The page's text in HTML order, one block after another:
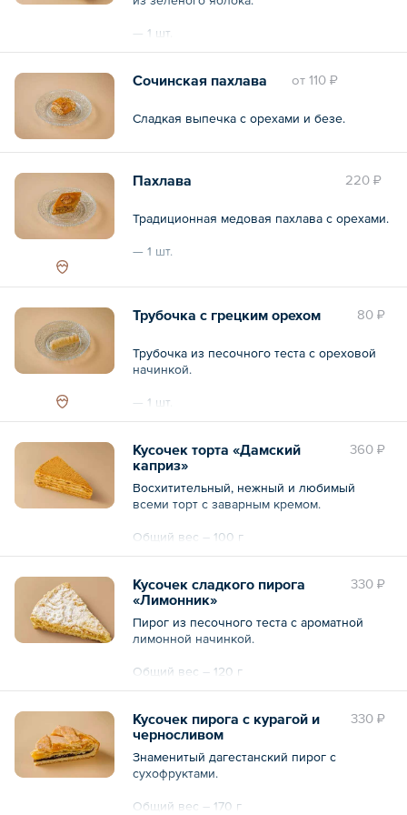
— 1 шт.
oт 110 ₽
Сочинская пахлава
Сладкая выпечка с орехами и безе.
220 ₽
Пахлава
Традиционная медовая пахлава с орехами.
— 1 шт.
Общий вес – 60 г
80 ₽
Трубочка с грецким орехом
Трубочка из песочного теста с ореховой
начинкой.
— 1 шт.
360 ₽
Кусочек торта «Дамский
каприз»
Восхитительный, нежный и любимый
всеми торт с заварным кремом.
Общий вес – 100 г
330 ₽
Кусочек сладкого пирога
«Лимонник»
Пирог из песочного теста с ароматной
лимонной начинкой.
Общий вес – 120 г
330 ₽
Кусочек пирога с курагой и
черносливом
Знаменитый дагестанский пирог с
сухофруктами.
Общий вес – 170 г